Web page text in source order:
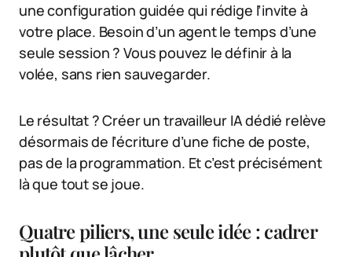
une configuration guidée qui rédige l’invite à
votre place. Besoin d’un agent le temps d’une
seule session ? Vous pouvez le définir à la
volée, sans rien sauvegarder.
Le résultat ? Créer un travailleur IA dédié relève
désormais de l’écriture d’une fiche de poste,
pas de la programmation. Et c’est précisément
là que tout se joue.
Quatre piliers, une seule idée : cadrer